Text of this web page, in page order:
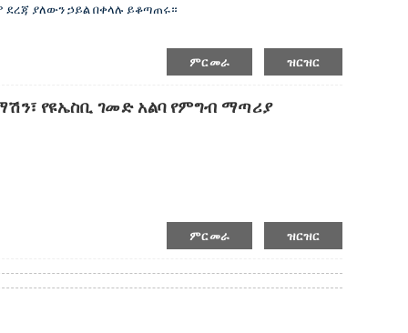
ያለውን ኃይል በቀላሉ ይቆጣጠሩ።
ፉክሽኖች ያሉት።
ምርመራ ዝርዝር
የዩኤስቢ ገመድ አልባ የምግብ ማጣሪያ
ምርመራ
ዝርዝር